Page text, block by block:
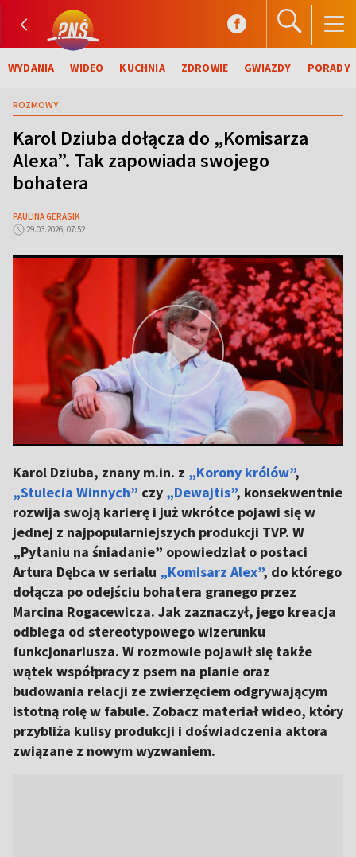
WYDANIA WIDEO KUCHNIA ZDROWIE GWIAZDY PORADY
ROZMOWY
Karol Dziuba dołącza do „Komisarza
Alexa”. Tak zapowiada swojego
bohatera
PAULINA GERASIK
29.03.2026, 07:52
Karol Dziuba, znany m.in. z „Korony królów”,
„Stulecia Winnych” czy „Dewajtis”, konsekwentnie
rozwija swoją karierę i już wkrótce pojawi się w
jednej z najpopularniejszych produkcji TVP. W
„Pytaniu na śniadanie” opowiedział o postaci
Artura Dębca w serialu „Komisarz Alex”, do którego
dołącza po odejściu bohatera granego przez
Marcina Rogacewicza. Jak zaznaczył, jego kreacja
odbiega od stereotypowego wizerunku
funkcjonariusza. W rozmowie pojawił się także
wątek współpracy z psem na planie oraz
budowania relacji ze zwierzęciem odgrywającym
istotną rolę w fabule. Zobacz materiał wideo, który
przybliża kulisy produkcji i doświadczenia aktora
związane z nowym wyzwaniem.